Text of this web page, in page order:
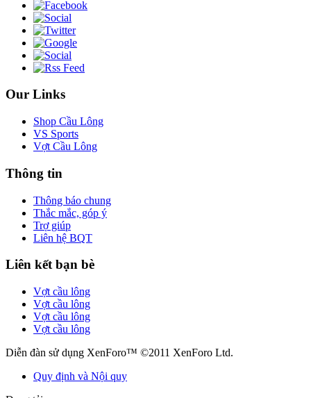
Our Links
Shop Cầu Lông
VS Sports
Vợt Cầu Lông
Thông tin
Thông báo chung
Thắc mắc, góp ý
Trợ giúp
Liên hệ BQT
Liên kết bạn bè
Vợt cầu lông
Vợt cầu lông
Vợt cầu lông
Vợt cầu lông
Diễn đàn sử dụng XenForo™ ©2011 XenForo Ltd.
Quy định và Nội quy